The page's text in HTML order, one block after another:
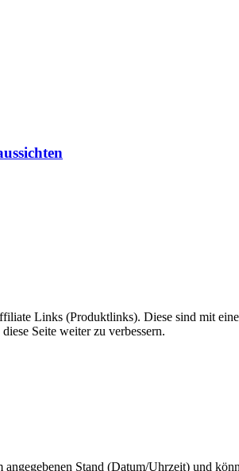
Links (Produktlinks). Diese sind mit
Seite weiter zu verbessern.
Stand (Datum/Uhrzeit) und